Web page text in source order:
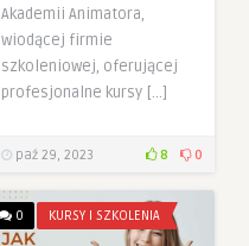
Akademii Animatora,
wiodącej firmie
szkoleniowej, oferującej
profesjonalne kursy […]
paź 29, 2023 8 0
0 KURSY I SZKOLENIA